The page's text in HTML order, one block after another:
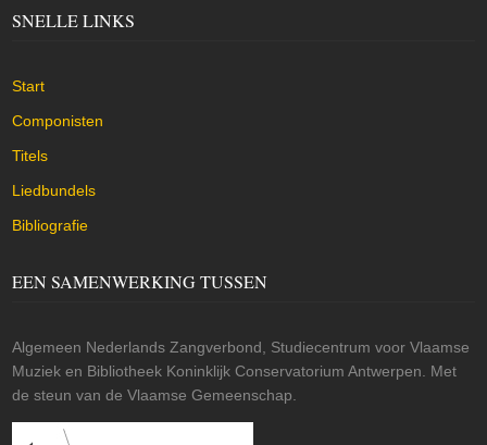
SNELLE LINKS
Start
Componisten
Titels
Liedbundels
Bibliografie
EEN SAMENWERKING TUSSEN
Algemeen Nederlands Zangverbond, Studiecentrum voor Vlaamse
Muziek en Bibliotheek Koninklijk Conservatorium Antwerpen. Met
de steun van de Vlaamse Gemeenschap.